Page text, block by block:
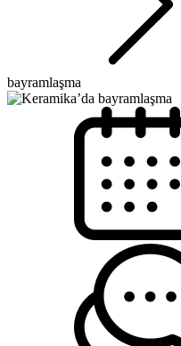
bayramlaşma